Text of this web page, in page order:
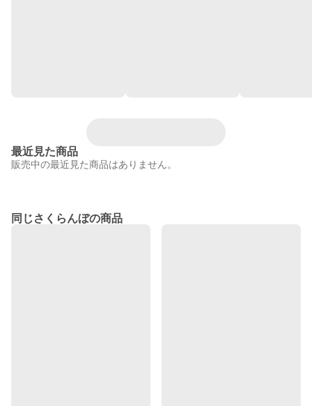
最近見た商品
販売中の最近見た商品はありません。
同じさくらんぼの商品